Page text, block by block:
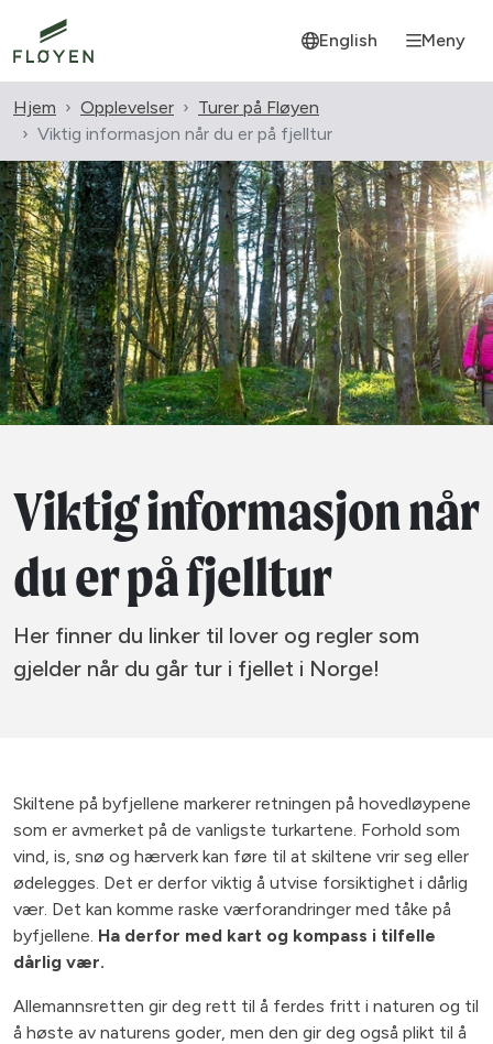
English Meny
Hjem Opplevelser
Turer på Fløyen
Viktig informasjon når du er på fjelltur
Viktig informasjon når
du er på fjelltur
Her finner du linker til lover og regler som
gjelder når du går tur i fjellet i Norge!
Skiltene på byfjellene markerer retningen på hovedløypene
som er avmerket på de vanligste turkartene. Forhold som
vind, is, snø og hærverk kan føre til at skiltene vrir seg eller
ødelegges. Det er derfor viktig å utvise forsiktighet i dårlig
vær. Det kan komme raske værforandringer med tåke på
byfjellene. Ha derfor med kart og kompass i tilfelle
dårlig vær.
Allemannsretten gir deg rett til å ferdes fritt i naturen og til
å høste av naturens goder, men den gir deg også plikt til å